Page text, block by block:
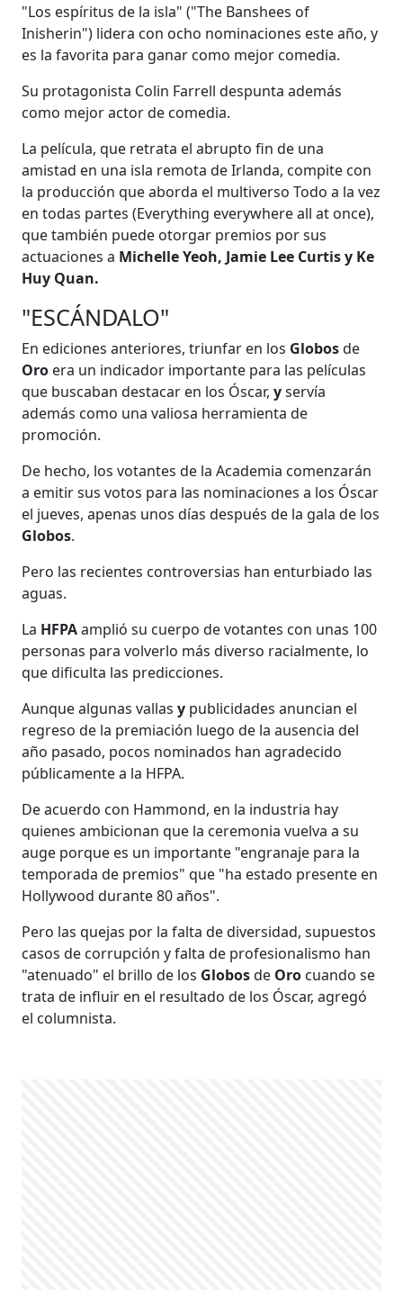
"Los espíritus de la isla" ("The Banshees of
Inisherin") lidera con ocho nominaciones este año, y
es la favorita para ganar como mejor comedia.
Su protagonista Colin Farrell despunta además
como mejor actor de comedia.
La película, que retrata el abrupto fin de una
amistad en una isla remota de Irlanda, compite con
la producción que aborda el multiverso Todo a la vez
en todas partes (Everything everywhere all at once),
que también puede otorgar premios por sus
actuaciones a Michelle Yeoh, Jamie Lee Curtis y Ke
Huy Quan.
"ESCÁNDALO"
En ediciones anteriores, triunfar en los Globosde
Oro era un indicador importante para las películas
que buscaban destacar en los Óscar,yservía
además como una valiosa herramienta de
promoción.
De hecho, los votantes de la Academia comenzarán
a emitir sus votos para las nominaciones a los Óscar
el jueves, apenas unos días después de la gala de los
Globos.
Pero las recientes controversias han enturbiado las
aguas.
La HFPAamplió su cuerpo de votantes con unas 100
personas para volverlo más diverso racialmente, lo
que dificulta las predicciones.
Aunque algunas vallasy publicidades anuncian el
regreso de la premiación luego de la ausencia del
año pasado, pocos nominados han agradecido
públicamente a la HFPA.
De acuerdo con Hammond, en la industria hay
quienes ambicionan que la ceremonia vuelva a su
auge porque es un importante "engranaje para la
temporada de premios" que "ha estado presente en
Hollywood durante 80 años".
Pero las quejas por la falta de diversidad, supuestos
casos de corrupción y falta de profesionalismo han
"atenuado" el brillo de los Globosde Oro cuando se
trata de influir en el resultado de los Óscar, agregó
el columnista.